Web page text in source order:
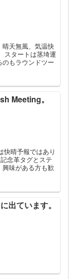
晴天無風、気温快
スタートは茎埼運
もラウンドツー
Meeting。
晴予報ではあり
念革タグとステ
味がある方も歓
出ています。